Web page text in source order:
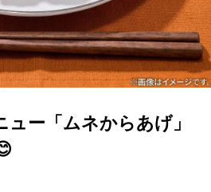
ー「ムネからあげ」